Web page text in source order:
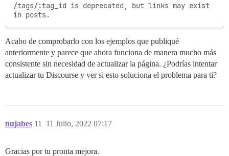
/tags/:tag_id is deprecated, but links may exist
in posts.
Acabo de comprobarlo con los ejemplos que publiqué
anteriormente y parece que ahora funciona de manera mucho más
consistente sin necesidad de actualizar la página. ¿Podrías intentar
actualizar tu Discourse y ver si esto soluciona el problema para ti?
nujabes 11 Julio, 2022 07:17
11
Gracias por tu pronta mejora.